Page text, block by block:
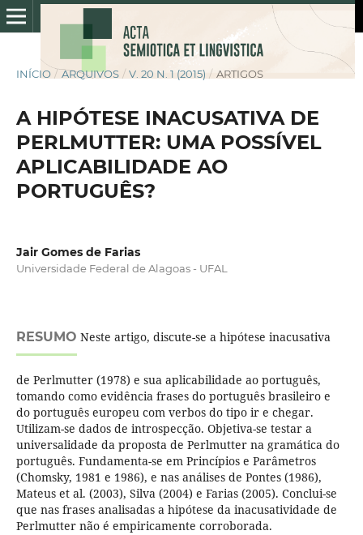
INÍCIO / ARQUIVOS / V. 20 N. 1 (2015) / ARTIGOS
A HIPÓTESE INACUSATIVA DE
PERLMUTTER: UMA POSSÍVEL
APLICABILIDADE AO
PORTUGUÊS?
Jair Gomes de Farias
Universidade Federal de Alagoas - UFAL
RESUMO Neste artigo, discute-se a hipótese inacusativa
de Perlmutter (1978) e sua aplicabilidade ao português,
tomando como evidência frases do português brasileiro e
do português europeu com verbos do tipo ir e chegar.
Utilizam-se dados de introspecção. Objetiva-se testar a
universalidade da proposta de Perlmutter na gramática do
português. Fundamenta-se em Princípios e Parâmetros
(Chomsky, 1981 e 1986), e nas análises de Pontes (1986),
Mateus et al. (2003), Silva (2004) e Farias (2005). Conclui-se
que nas frases analisadas a hipótese da inacusatividade de
Perlmutter não é empiricamente corroborada.